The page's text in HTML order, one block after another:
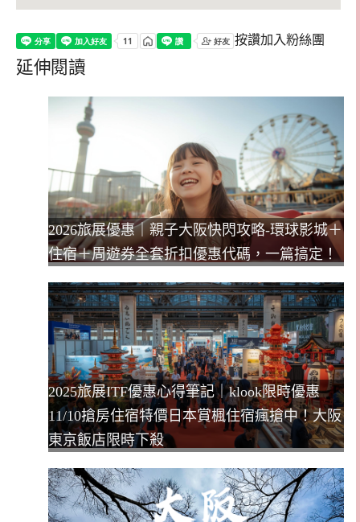
按讚加入粉絲團
延伸閱讀
2026旅展優惠｜親子大阪快閃攻略-環球影城＋
住宿＋周遊券全套折扣優惠代碼，一篇搞定！
2025旅展ITF優惠心得筆記｜klook限時優惠
11/10搶房住宿特價日本賞楓住宿瘋搶中！大阪
東京飯店限時下殺